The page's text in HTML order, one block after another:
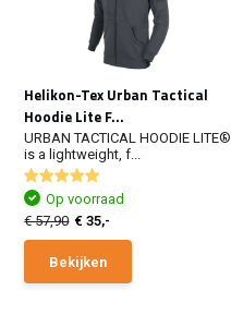
Helikon-Tex Urban Tactical
Hoodie Lite F...
URBAN TACTICAL HOODIE LITE®
is a lightweight, f...
Op voorraad
€ 57,90 € 35,-
Bekijken